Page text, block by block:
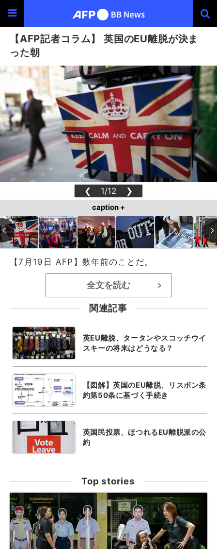
【AFP記者コラム】 英国のEU離脱が決ま
った朝
❮ 1/12 ❯
caption +
【7月19日 AFP】数年前のことだ。
全文を読む >
関連記事
英EU離脱、タータンやスコッチウイ
スキーの将来はどうなる？
【図解】英国のEU離脱、リスボン条
約第50条に基づく手続き
英国民投票、ほつれるEU離脱派の公
約
Top stories